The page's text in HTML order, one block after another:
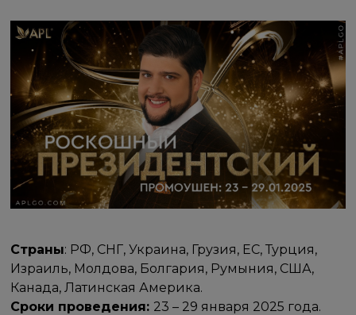
Страны: РФ, СНГ, Украина, Грузия, ЕС, Турция,
Израиль, Молдова, Болгария, Румыния, США,
Канада, Латинская Америка.
Сроки проведения: 23 – 29 января 2025 года.